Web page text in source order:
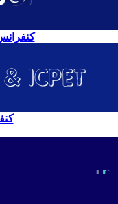
کنفرانس